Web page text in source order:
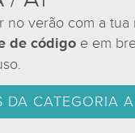
no verão com a tua
de código e em
DA CATEGORIA A